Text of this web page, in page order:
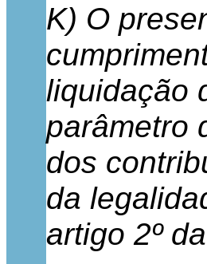
K) O
liquidação
parâmetro
dos
da
artigo 2º